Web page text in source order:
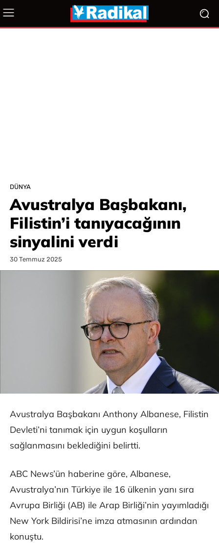
DÜNYA
Avustralya Başbakanı,
Filistin’i tanıyacağının
sinyalini verdi
30 Temmuz 2025
Avustralya Başbakanı Anthony Albanese, Filistin
Devleti’ni tanımak için uygun koşulların
sağlanmasını beklediğini belirtti.
ABC News’ün haberine göre, Albanese,
Avustralya’nın Türkiye ile 16 ülkenin yanı sıra
Avrupa Birliği (AB) ile Arap Birliği’nin yayımladığı
New York Bildirisi’ne imza atmasının ardından
konuştu.